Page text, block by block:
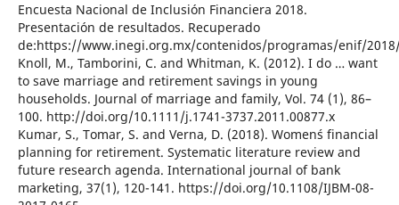
Encuesta Nacional de Inclusión Financiera 2018.
Presentación de resultados. Recuperado
de:https://www.inegi.org.mx/contenidos/programas/enif/
Knoll, M., Tamborini, C. and Whitman, K. (2012). I do … want
to save marriage and retirement savings in young
households. Journal of marriage and family, Vol. 74 (1), 86–
100. http://doi.org/10.1111/j.1741-3737.2011.00877.x
Kumar, S., Tomar, S. and Verna, D. (2018). Women´s financial
planning for retirement. Systematic literature review and
future research agenda. International journal of bank
marketing, 37(1), 120-141. https://doi.org/10.1108/IJBM-08-